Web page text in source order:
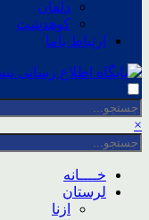
دلفان
کوهدشت
ارتباط باما
×
خــــانه
لرستان
ازنا